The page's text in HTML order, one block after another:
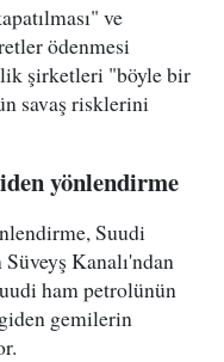
ve
ödenmesi
şirketleri "böyle bir
savaş risklerini
yönlendirme
Suudi
Kanalı'ndan
ham petrolünün
gemilerin